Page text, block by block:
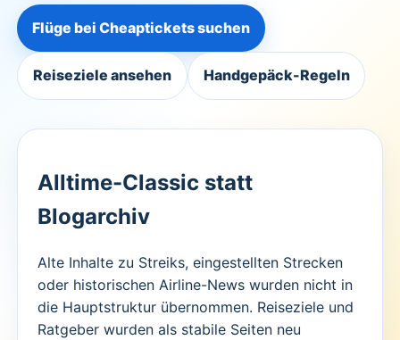
Flüge bei Cheaptickets suchen
Reiseziele ansehen Handgepäck-Regeln
Alltime-Classic statt
Blogarchiv
Alte Inhalte zu Streiks, eingestellten Strecken
oder historischen Airline-News wurden nicht in
die Hauptstruktur übernommen. Reiseziele und
Ratgeber wurden als stabile Seiten neu